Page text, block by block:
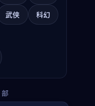
武侠
科幻
部